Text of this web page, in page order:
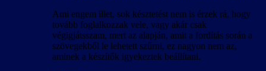
Ami engem illet, sok késztetést nem is érzek rá, hogy
tovább foglalkozzak vele, vagy akár csak
végigjátsszam, mert az alapján, amit a fordítás során a
szövegekből le lehetett szűrni, ez nagyon nem az,
aminek a készítők igyekeztek beállítani.